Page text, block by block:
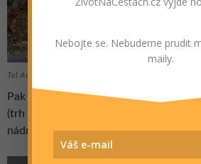
Tel Aviv – čekání na autobus
Pak nás potěšily obatrhy, bleší i ten s
(trh Carmel Market). Rovnou jsme to
nádraží Hashalom, odkud jezdí vlak na
Nebojte se. Nebudeme prudit
maily.